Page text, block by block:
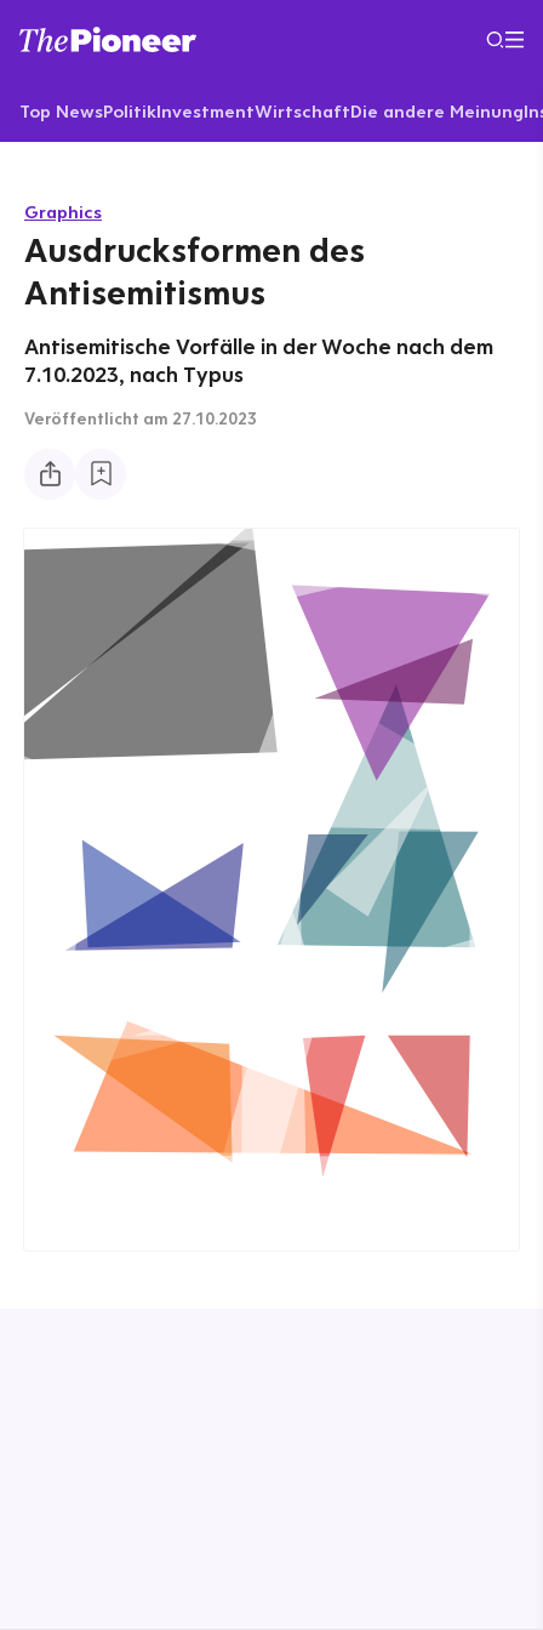
Top NewsPolitikInvestmentWirtschaftDie andere Meinung
Graphics
Ausdrucksformen des
Antisemitismus
Antisemitische Vorfälle in der Woche nach dem
7.10.2023, nach Typus
Veröffentlicht am 27.10.2023